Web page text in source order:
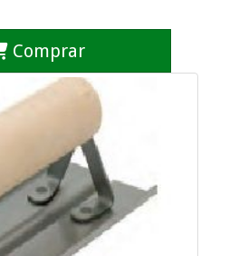
Comprar